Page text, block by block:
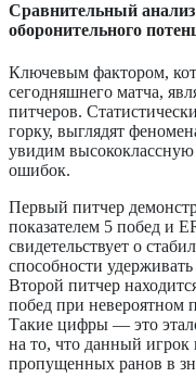
Сравнительный
оборонительного
Ключевым фактором,
сегодняшнего матча,
питчеров.
горку, выглядят
увидим
ошибок.
Первый питчер
показателем 5 побед и
свидетельствует о
способности
Второй питчер
побед при невероятном
Такие цифры — это
на то, что данный игрок
пропущенных ранов в